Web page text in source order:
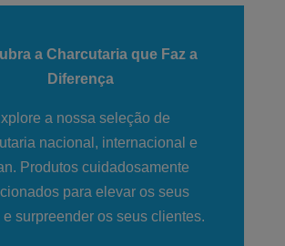
a Charcutaria que Faz a
Diferença
a nossa seleção de
nacional, internacional e
Produtos cuidadosamente
para elevar os seus
e surpreender os seus clientes.